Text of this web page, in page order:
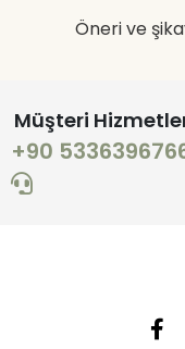
Öneri ve
Müşteri
+90